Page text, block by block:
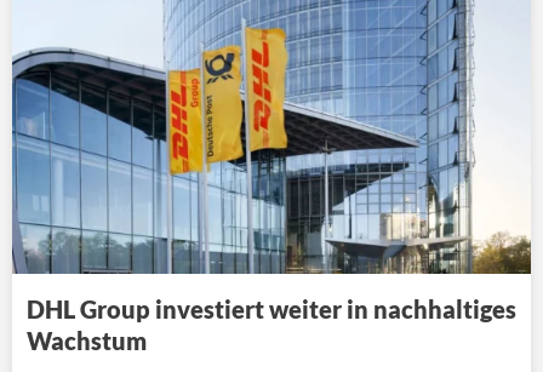
DHL Group investiert weiter in nachhaltiges
Wachstum